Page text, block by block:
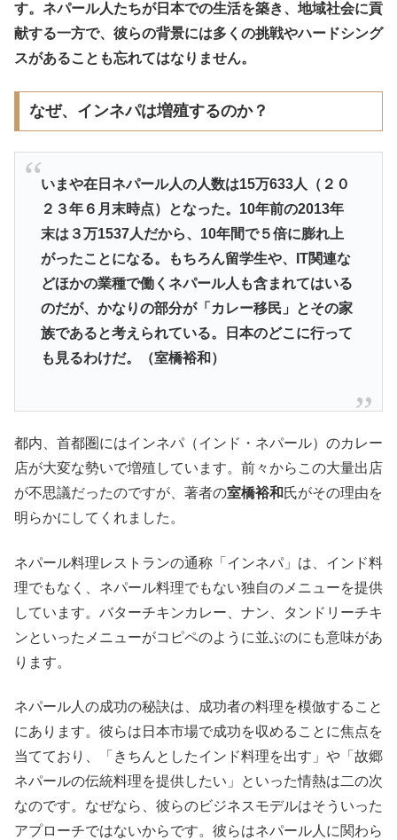
す。ネパール人たちが日本での生活を築き、地域社会に貢
献する一方で、彼らの背景には多くの挑戦やハードシング
スがあることも忘れてはなりません。
なぜ、インネパは増殖するのか？
いまや在日ネパール人の人数は15万633人（２０
２３年６月末時点）となった。10年前の2013年
末は３万1537人だから、10年間で５倍に膨れ上
がったことになる。もちろん留学生や、IT関連な
どほかの業種で働くネパール人も含まれてはいる
のだが、かなりの部分が「カレー移民」とその家
族であると考えられている。日本のどこに行って
も見るわけだ。（室橋裕和）
都内、首都圏にはインネパ（インド・ネパール）のカレー
店が大変な勢いで増殖しています。前々からこの大量出店
が不思議だったのですが、著者の室橋裕和 氏がその理由を
明らかにしてくれました。
ネパール料理レストランの通称「インネパ」は、インド料
理でもなく、ネパール料理でもない独自のメニューを提供
しています。バターチキンカレー、ナン、タンドリーチキ
ンといったメニューがコピペのように並ぶのにも意味があ
ります。
ネパール人の成功の秘訣は、成功者の料理を模倣すること
にあります。彼らは日本市場で成功を収めることに焦点を
当てており、「きちんとしたインド料理を出す」や「故郷
ネパールの伝統料理を提供したい」といった情熱は二の次
なのです。なぜなら、彼らのビジネスモデルはそういった
アプローチではないからです。彼らはネパール人に関わら